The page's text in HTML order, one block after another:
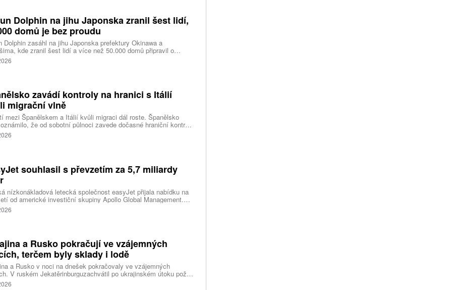
Dolphin na jihu Japonska zranil šest lidí,
domů je bez proudu
Dolphin zasáhl na jihu Japonska prefektury Okinawa a
kde zranil šest lidí a více než 50.000 domů připravil o
elektřiny. Na příchod tajfunu se kvůli riziku záplav a sesuvů
důsledku předpovídaných prudkých srážek připravují také na
zavádí kontroly na hranici s Itálií
migrační vlně
mezi Španělskem a Itálií kvůli migraci dál roste. Španělsko
že od sobotní půlnoci zavede dočasné hraniční kontroly
z Itálie. Opatření má platit do 7. září a je přímou reakcí na
Říma obnovit kontroly u osob přijíždějících ze Španělska po
souhlasil s převzetím za 5,7 miliardy
nízkonákladová letecká společnost easyJet přijala nabídku na
od americké investiční skupiny Apollo Global Management.
oceňuje aerolinku na 5,7 miliardy liber, tedy přibližně 162
korun.
a Rusko pokračují ve vzájemných
terčem byly sklady i lodě
a Rusko v noci na dnešek pokračovaly ve vzájemných
V ruském Jekatěrinburguzachvátil po ukrajinském útoku požár
centrum ruského internetového prodejce Wildberries.